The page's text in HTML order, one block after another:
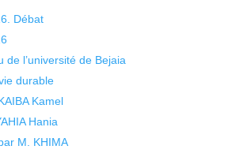
Débat
de l’université de Bejaia
durable
Kamel
Hania
M. KHIMA